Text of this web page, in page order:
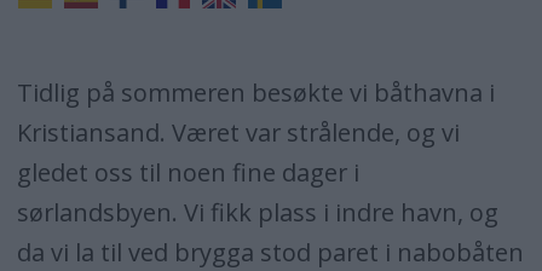
Tidlig på sommeren besøkte vi båthavna i
Kristiansand. Været var strålende, og vi
gledet oss til noen fine dager i
sørlandsbyen. Vi fikk plass i indre havn, og
da vi la til ved brygga stod paret i nabobåten